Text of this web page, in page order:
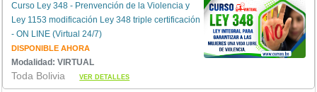
Curso Ley 348 - Prenvención de la Violencia y
Ley 1153 modificación Ley 348 triple certificación
- ON LINE (Virtual 24/7)
DISPONIBLE AHORA
Modalidad: VIRTUAL
Toda BoliviaVER DETALLES